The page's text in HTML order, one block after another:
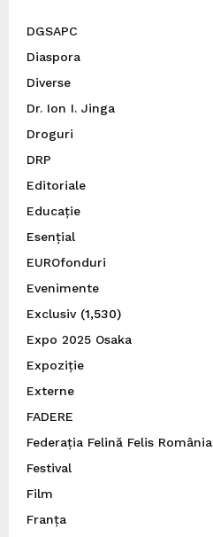
DGSAPC
Diaspora
Diverse
Dr. Ion I. Jinga
Droguri
DRP
Editoriale
Educație
Esențial
EUROfonduri
Evenimente
Exclusiv(1,530)
Expo 2025 Osaka
Expoziție
Externe
FADERE
Federația Felină Felis România
Festival
Film
Franța